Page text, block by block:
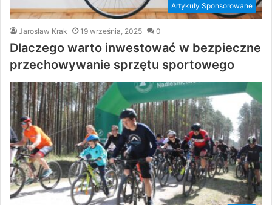
Artykuły Sponsorowane
Jarosław Krak 19 września, 2025 0
Dlaczego warto inwestować w bezpieczne
przechowywanie sprzętu sportowego